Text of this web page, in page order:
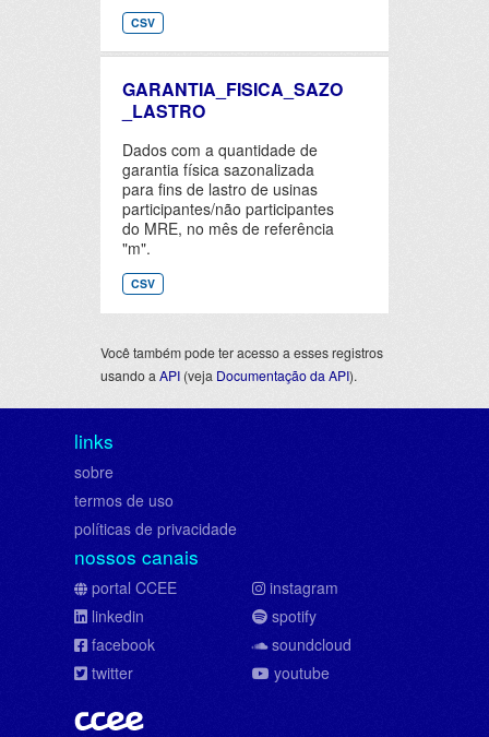
CSV
GARANTIA_FISICA_SAZO
_LASTRO
Dados com a quantidade de
garantia física sazonalizada
para fins de lastro de usinas
participantes/não participantes
do MRE, no mês de referência
"m".
CSV
Você também pode ter acesso a esses registros
usando a API (veja Documentação da API).
links
sobre
termos de uso
políticas de privacidade
nossos canais
portal CCEE
linkedin
facebook
twitter
instagram
spotify
soundcloud
youtube